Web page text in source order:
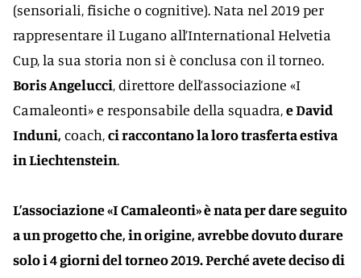
(sensoriali, fisiche o cognitive). Nata nel 2019 per
rappresentare il Lugano all’International Helvetia
Cup, la sua storia non si è conclusa con il torneo.
Boris Angelucci, direttore dell’associazione «I
Camaleonti» e responsabile della squadra,e David
Induni, coach,ci raccontano la loro trasferta estiva
in Liechtenstein.
L’associazione «I Camaleonti» è nata per dare seguito
a un progetto che, in origine, avrebbe dovuto durare
solo i 4 giorni del torneo 2019. Perché avete deciso di